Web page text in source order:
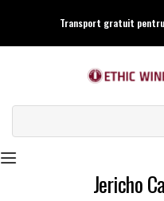
Transport gratuit pentru
Jericho